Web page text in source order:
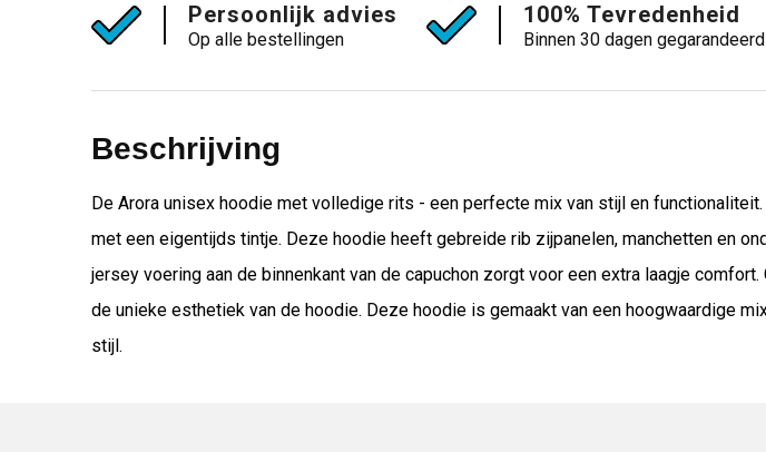
Persoonlijk advies
Op alle bestellingen
100% Tevredenheid
Binnen 30 dagen gegarandeerd
Beschrijving
De Arora unisex hoodie met volledige rits - een perfecte mix van stijl en
met een eigentijds tintje. Deze hoodie heeft gebreide rib zijpanelen, manchetten en
jersey voering aan de binnenkant van de capuchon zorgt voor een extra laagje
de unieke esthetiek van de hoodie. Deze hoodie is gemaakt van een hoogwaardige
stijl.